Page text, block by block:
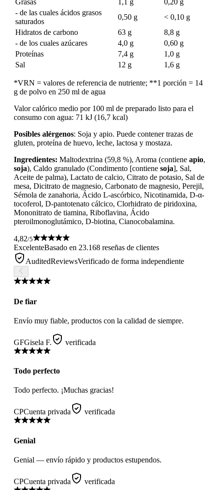
Grasas
1,1 g
0,20 g
- de las cuales ácidos grasos
saturados
0,50 g
< 0,10 g
Hidratos de carbono
63 g
8,8 g
- de los cuales azúcares
4,0 g
0,60 g
Proteínas
7,4 g
1,0 g
Sal
12 g 1,6 g
*VRN = valores de referencia de nutriente; **1 porción = 14
g de polvo en 250 ml de agua
Valor calórico medio por 100 ml de preparado listo para el
consumo con agua: 71 kJ (16,7 kcal)
Posibles alérgenos: Soja y apio. Puede contener trazas de
gluten, proteína de huevo, leche, lactosa y mostaza.
Ingredientes: Maltodextrina (59,8 %), Aroma (contiene apio,
soja), Caldo granulado (Condimento [contiene soja], Sal,
Aceite de palma), Lactato de calcio, Citrato de potasio, Sal de
mesa, Dicitrato de magnesio, Carbonato de magnesio, Perejil,
Sémola de zanahoria, Ácido L-ascórbico, Nicotinamida, D-α-
tocoferol, D-pantotenato cálcico, Clorhidrato de piridoxina,
Mononitrato de tiamina, Riboflavina, Ácido
pteroilmonoglutámico, D-biotina, Cianocobalamina.
4,82/5
ExcelenteBasado en 23.168 reseñas de clientes
AuditedReviewsVerificado de forma independiente
De fiar
Envío muy fiable, productos con la calidad de siempre.
GFGisela F. verificada
Todo perfecto
Todo perfecto. ¡Muchas gracias!
CPCuenta privada verificada
Genial
Genial — envío rápido y productos estupendos.
CPCuenta privada verificada